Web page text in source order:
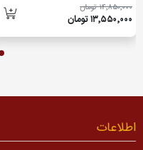
۱۴٬۸۵۰٬۰۰۰ تومان
۱۳٬۵۵۰٬۰۰۰ تومان
اطلاعات